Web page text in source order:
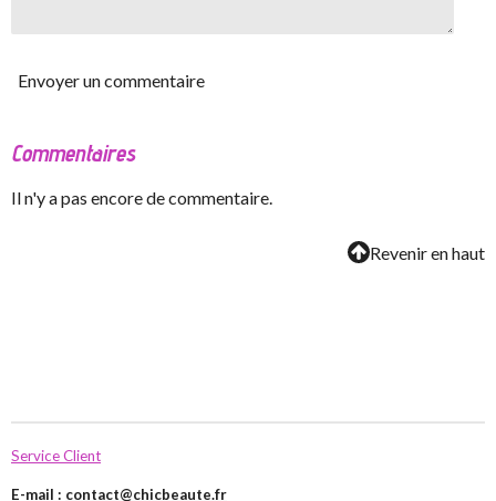
Envoyer un commentaire
Commentaires
Il n'y a pas encore de commentaire.
Revenir en haut
Service Client
E-mail : contact@chicbeaute.fr